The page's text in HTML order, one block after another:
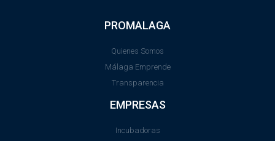
PROMALAGA
Quienes Somos
Málaga Emprende
Transparencia
EMPRESAS
Incubadoras